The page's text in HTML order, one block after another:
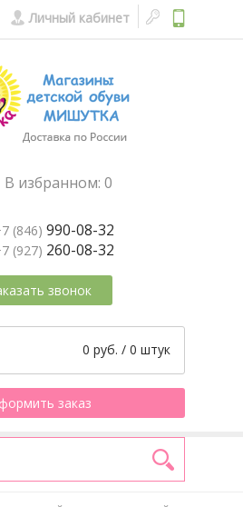
Личный кабинет
В избранном: 0
(846) 990-08-32
(927) 260-08-32
звонок
0 руб. / 0 штук
заказ